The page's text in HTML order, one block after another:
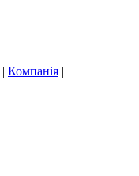
| Компанія |